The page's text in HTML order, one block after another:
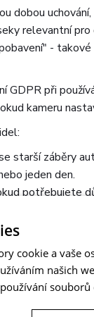
dobou
relevantní
-
při
kameru
starší záběry
jeden den.
potřebujete
vozidla.
na rozpoznání
na sociálních
cookie a vaše
našich
souborů